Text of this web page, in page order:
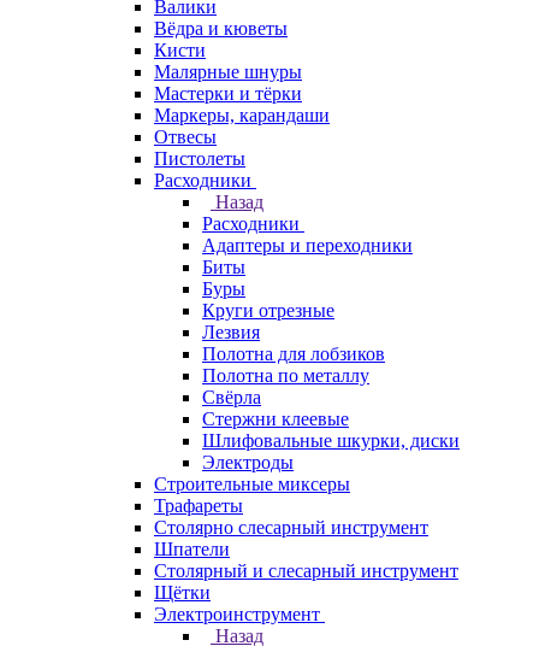
Валики
Вёдра и кюветы
Кисти
Малярные шнуры
Мастерки и тёрки
Маркеры, карандаши
Отвесы
Пистолеты
Расходники
Назад
Расходники
Адаптеры и переходники
Биты
Буры
Круги отрезные
Лезвия
Полотна для лобзиков
Полотна по металлу
Свёрла
Стержни клеевые
Шлифовальные шкурки, диски
Электроды
Строительные миксеры
Трафареты
Столярно слесарный инструмент
Шпатели
Столярный и слесарный инструмент
Щётки
Электроинструмент
Назад